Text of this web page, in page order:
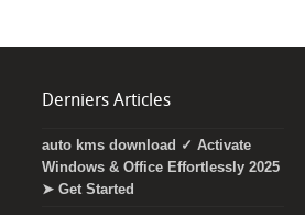
Derniers Articles
auto kms download ✓ Activate
Windows & Office Effortlessly 2025
➤ Get Started